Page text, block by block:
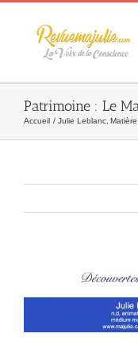
Skip
Patrimoine : Le
Accueil Julie Leblanc Matière
l&apos;image